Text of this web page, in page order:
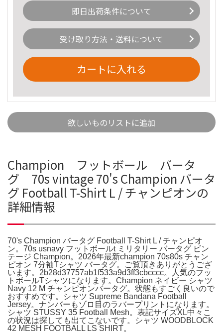
即日出荷条件について
受け取り方法・送料について
カートに入れる
欲しいものリストに追加
Champion フットボール バータ
グ 70s vintage 70's Champion バータ
グ Football T-Shirt L / チャンピオンの
詳細情報
70's Champion バータグ Football T-Shirt L / チャンピオ
ン。70s usnavy フットボールt ミリタリー バータグ ビン
テージ Champion。2026年最新champion 70s80s チャン
ピオン 7分袖Tシャツ バータグ。ご覧頂きありがとうござ
います。2b28d37757ab1f533a9d3ff3cbcccc。人気のフッ
トボールTシャツになります。Champion ネイビー シャツ
Navy 12 M チャンピオンバータグ。状態もすごく良いので
おすすめです。シャツ Supreme Bandana Football
Jersey。ナンバーもゾロ目のラバープリントになります。
シャツ STUSSY 35 Football Mesh。表記サイズXL中々こ
の状況は探しても出てこないです。シャツ WOODBLOCK
42 MESH FOOTBALL LS SHIRT。